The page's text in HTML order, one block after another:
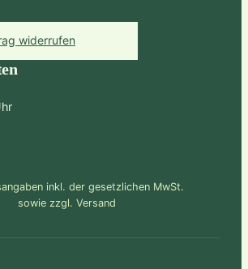
widerrufen
inkl. der gesetzlichen MwSt.
sowie zzgl. Versand